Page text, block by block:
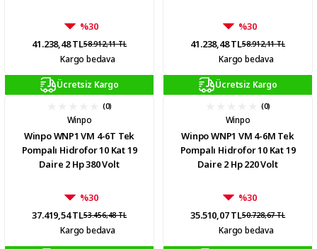
%30
41.238,48 TL58.912,11 TL
Kargo bedava
%30
41.238,48 TL58.912,11 TL
Kargo bedava
Ücretsiz Kargo
(0)
Winpo
Winpo WNP1 VM 4-6T Tek
Pompalı Hidrofor 10 Kat 19
Daire 2 Hp 380 Volt
%30
37.419,54 TL53.456,48 TL
Kargo bedava
Ücretsiz Kargo
(0)
Winpo
Winpo WNP1 VM 4-6M Tek
Pompalı Hidrofor 10 Kat 19
Daire 2 Hp 220 Volt
%30
35.510,07 TL50.728,67 TL
Kargo bedava